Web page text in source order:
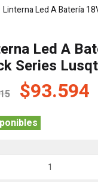
Linterna Led A Batería
Led A
Series
El
precio
original
era:
$96.815.
$93.594